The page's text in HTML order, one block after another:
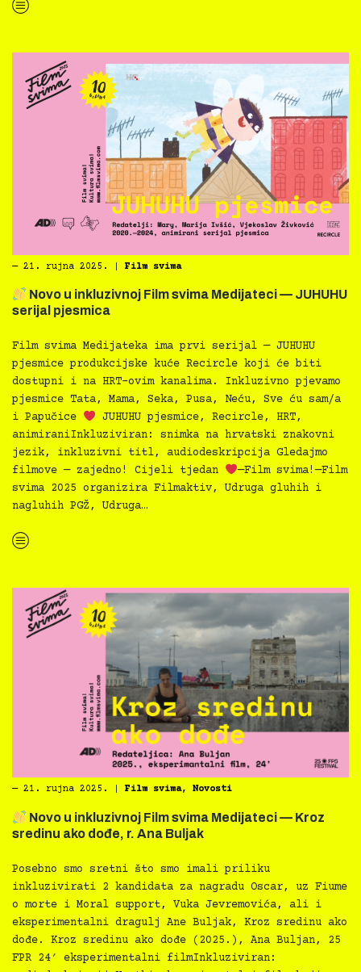
“Film svima 2025. proslavio Međunarodni tjedan gluhih i nagluhih u Art-kinu”
― 21. rujna 2025. Film svima
Novo u inkluzivnoj Film svima Medijateci — JUHUHU
serijal pjesmica
Film svima Medijateka ima prvi serijal — JUHUHU
pjesmice produkcijske kuće Recircle koji će biti
dostupni i na HRT-ovim kanalima. Inkluzivno pjevamo
pjesmice Tata, Mama, Seka, Pusa, Neću, Sve ću sam/a
i Papučice
JUHUHU pjesmice, Recircle, HRT,
animiraniInkluziviran: snimka na hrvatski znakovni
jezik, inkluzivni titl, audiodeskripcija Gledajmo
filmove — zajedno! Cijeli tjedan
—Film svima!—Film
svima 2025 organizira Filmaktiv, Udruga gluhih i
nagluhih PGŽ, Udruga…
“
― 21. rujna 2025. Film svima, Novosti
Novo u inkluzivnoj Film svima Medijateci — Kroz
sredinu ako dođe, r. Ana Buljak
Posebno smo sretni što smo imali priliku
inkluzivirati 2 kandidata za nagradu Oscar, uz Fiume
o morte i Moral support, Vuka Jevremovića, ali i
eksperimentalni dragulj Ane Buljak, Kroz sredinu ako
dođe. Kroz sredinu ako dođe (2025.), Ana Buljan, 25
FPR 24′ eksperimentalni filmInkluziviran: